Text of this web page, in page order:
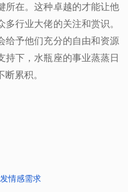
所在。这种卓越的才能让他
行业大佬的关注和赏识。
给予他们充分的自由和资源
持下，水瓶座的事业蒸蒸日
累积。
情感需求